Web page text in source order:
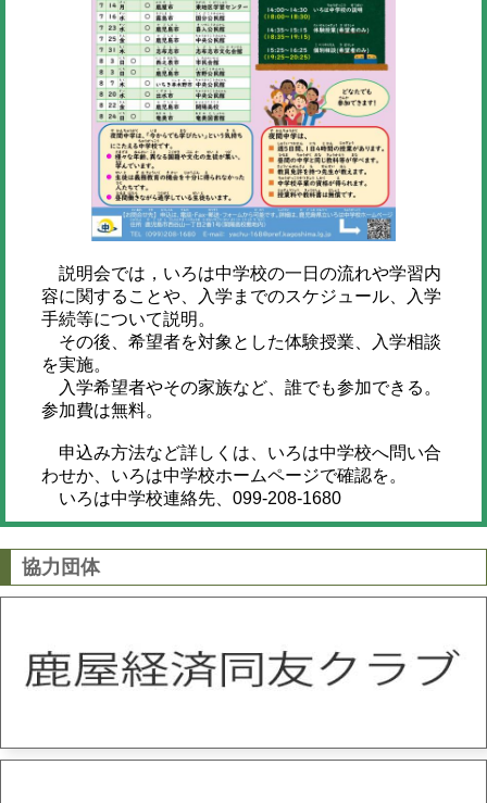
説明会では，いろは中学校の一日の流れや学習内
容に関することや、入学までのスケジュール、入学
手続等について説明。
その後、希望者を対象とした体験授業、入学相談
を実施。
入学希望者やその家族など、誰でも参加できる。
参加費は無料。
申込み方法など詳しくは、いろは中学校へ問い合
わせか、いろは中学校ホームページで確認を。
いろは中学校連絡先、099-208-1680
協力団体